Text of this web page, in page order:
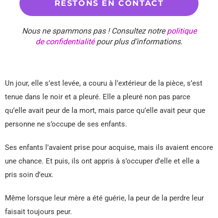
Nous ne spammons pas ! Consultez notrepolitique
de confidentialitépour plus d’informations.
Un jour, elle s’est levée, a couru à l’extérieur de la pièce, s’est
tenue dans le noir et a pleuré. Elle a pleuré non pas parce
qu’elle avait peur de la mort, mais parce qu’elle avait peur que
personne ne s’occupe de ses enfants.
Ses enfants l’avaient prise pour acquise, mais ils avaient encore
une chance. Et puis, ils ont appris à s’occuper d’elle et elle a
pris soin d’eux.
Même lorsque leur mère a été guérie, la peur de la perdre leur
faisait toujours peur.